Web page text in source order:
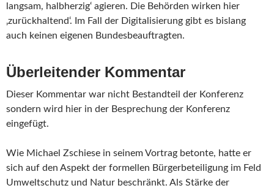
langsam, halbherzig‘ agieren. Die Behörden wirken hier
‚zurückhaltend‘. Im Fall der Digitalisierung gibt es bislang
auch keinen eigenen Bundesbeauftragten.
Überleitender Kommentar
Dieser Kommentar war nicht Bestandteil der Konferenz
sondern wird hier in der Besprechung der Konferenz
eingefügt.
Wie Michael Zschiese in seinem Vortrag betonte, hatte er
sich auf den Aspekt der formellen Bürgerbeteiligung im Feld
Umweltschutz und Natur beschränkt. Als Stärke der